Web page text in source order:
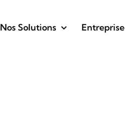
Nos Solutions Entreprise